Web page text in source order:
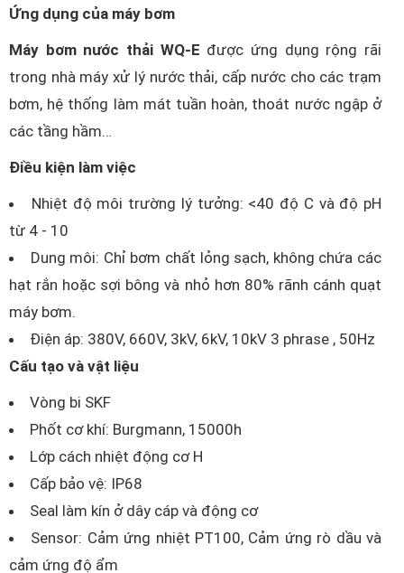
Ứng dụng của máy bơm
Máy bơm nước thải WQ-E được ứng dụng rộng rãi
trong nhà máy xử lý nước thải, cấp nước cho các trạm
bơm, hệ thống làm mát tuần hoàn, thoát nước ngập ở
các tầng hầm…
Điều kiện làm việc
Nhiệt độ môi trường lý tưởng: <40 độ C và độ pH
từ 4 - 10
Dung môi: Chỉ bơm chất lỏng sạch, không chứa các
hạt rắn hoặc sợi bông và nhỏ hơn 80% rãnh cánh quạt
máy bơm.
Điện áp: 380V, 660V, 3kV, 6kV, 10kV 3 phrase , 50Hz
Cấu tạo và vật liệu
Vòng bi SKF
Phốt cơ khí: Burgmann, 15000h
Lớp cách nhiệt động cơ H
Cấp bảo vệ: IP68
Seal làm kín ở dây cáp và động cơ
Sensor: Cảm ứng nhiệt PT100, Cảm ứng rò dầu và
cảm ứng độ ẩm